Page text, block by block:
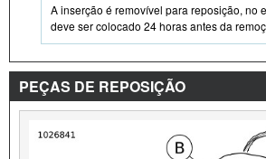
A inserção é removível para reposição, no
deve ser colocado 24 horas antes da
PEÇAS DE REPOSIÇÃO